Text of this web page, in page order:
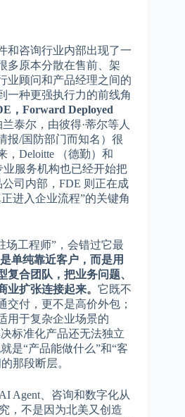
和咨询行业内部出现了一
多原本分散在售前、架
业顾问和产品经理之间的
一种更强执行力的前线角
，Forward Deployed
兰泰尔，由彼得·蒂尔等人
报/国防部门而知名）很
，Deloitte （德勤）和
服务机构也已经开始把
司内部，FDE 则正在成
进入企业流程”的关键角
场工程师”，会错过它最
单纯靠近客户，而是用
复合团队，把业务问题、
业扩张连接起来。 它既不
交付，更不是高价外包；
用于复杂企业场景的
决标准化产品还无法独立
是“产品能做什么”和“客
那段断层。
Agent、咨询和数字化从
，不是因为北美又创造